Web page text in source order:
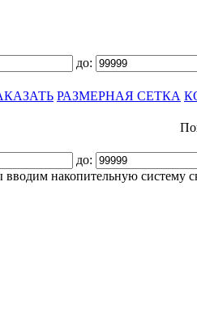
до:
РАЗМЕРНАЯ СЕТКА
до:
накопительную систему